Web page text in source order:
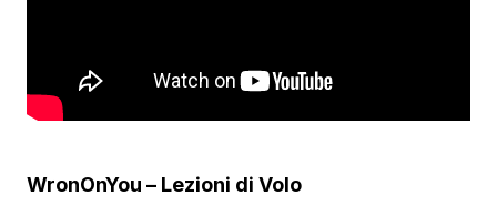
WronOnYou – Lezioni di Volo